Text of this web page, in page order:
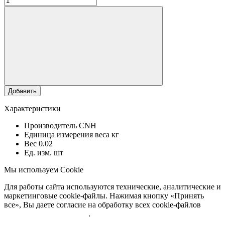
Добавить
Характеристики
Производитель CNH
Единица измерения веса кг
Вес 0.02
Ед. изм. шт
Мы используем Cookie
Для работы сайта используются технические, аналитические и
маркетинговые cookie-файлы. Нажимая кнопку «Принять
все», Вы даете согласие на обработку всех cookie-файлов
.